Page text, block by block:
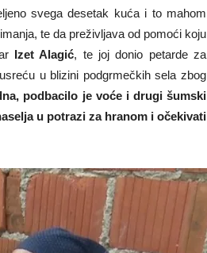
svega desetak kuća i to mahom
te da preživljava od pomoći koju
Izet Alagić, te joj donio petarde za
u blizini podgrmečkih sela zbog
podbacilo je voće i drugi šumski
u potrazi za hranom i očekivati